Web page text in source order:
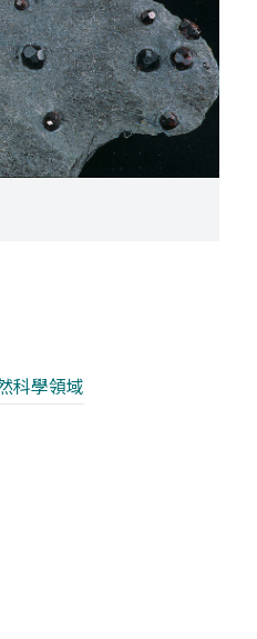
科學領域